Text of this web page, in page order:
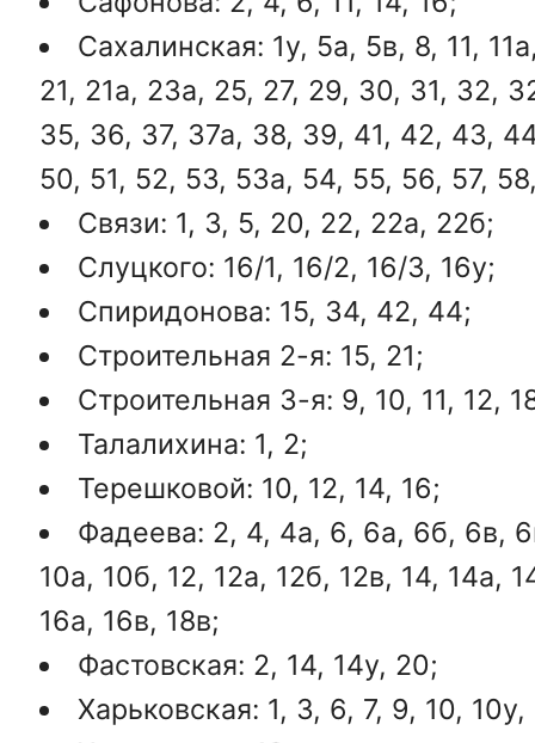
Сахалинская: 1у, 5а, 5в, 8, 11,
21, 21а, 23а, 25, 27, 29, 30, 31, 32,
35, 36, 37, 37а, 38, 39, 41, 42, 43,
50, 51, 52, 53, 53а, 54, 55, 56, 57,
Связи: 1, 3, 5, 20, 22, 22а, 22б;
Слуцкого: 16/1, 16/2, 16/3, 16у;
Спиридонова: 15, 34, 42, 44;
Строительная 2-я: 15, 21;
Строительная 3-я: 9, 10, 11, 12,
Талалихина: 1, 2;
Терешковой: 10, 12, 14, 16;
Фадеева: 2, 4, 4а, 6, 6а, 6б, 6в,
10а, 10б, 12, 12а, 12б, 12в, 14, 14а,
16а, 16в, 18в;
Фастовская: 2, 14, 14у, 20;
Харьковская: 1, 3, 6, 7, 9, 10, 10у,